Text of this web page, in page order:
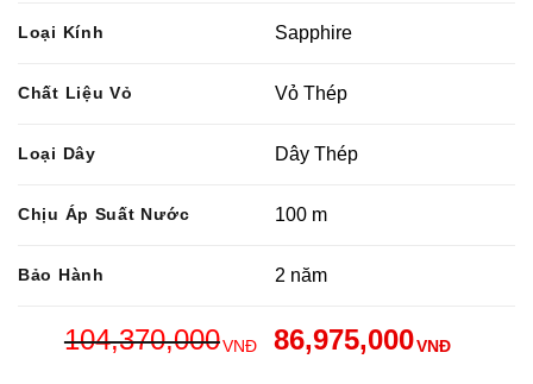
Loại Kính Sapphire
Chất Liệu Vỏ Vỏ Thép
Loại Dây Dây Thép
Chịu Áp Suất Nước 100 m
Bảo Hành 2 năm
104,370,000VNĐ 86,975,000VNĐ